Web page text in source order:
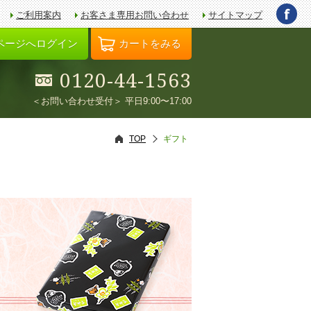
ご利用案内 お客さま専用お問い合わせ サイトマップ
ージへログイン カートをみる
0120-44-1563
＜お問い合わせ受付＞ 平日9:00〜17:00
TOP ギフト